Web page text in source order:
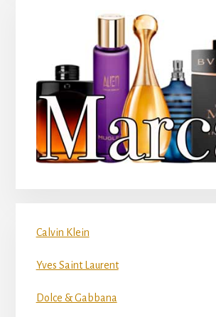
Calvin Klein
Yves Saint Laurent
Dolce & Gabbana